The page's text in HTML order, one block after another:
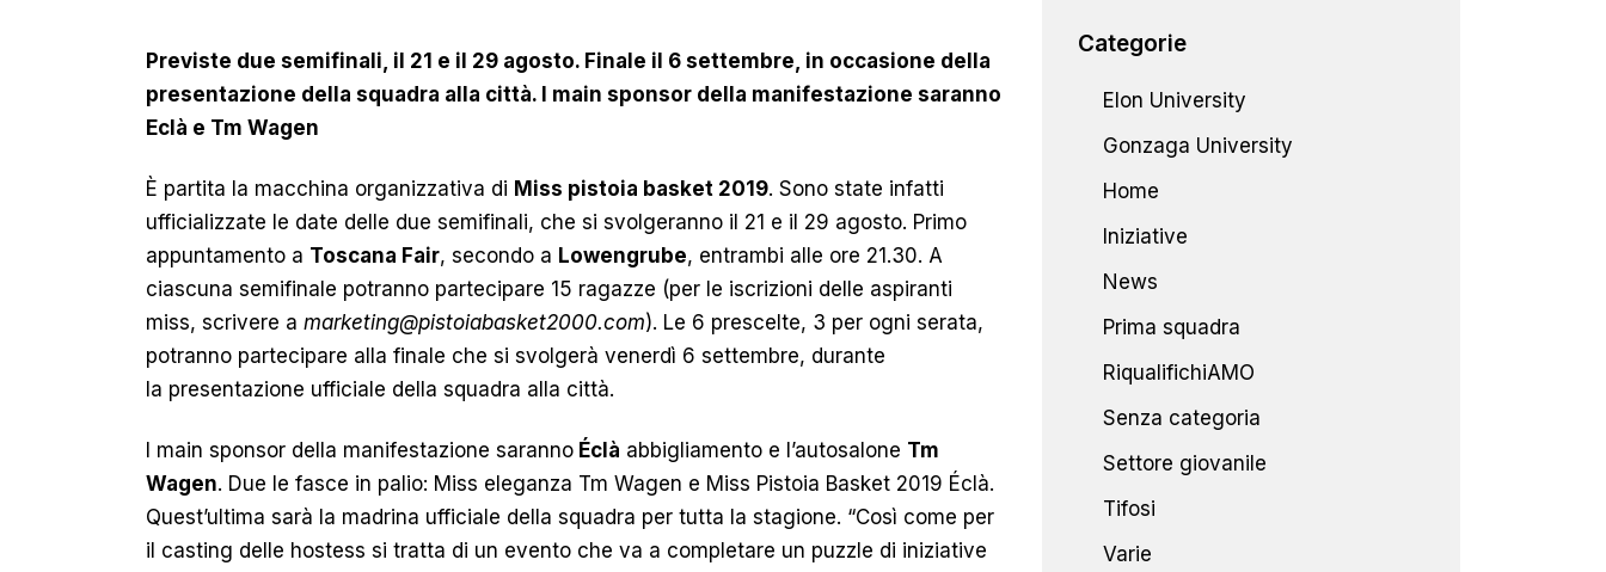
Previste due semifinali, il 21 e il 29 agosto. Finale il 6 settembre, in occasione della
presentazione della squadra alla città. I main sponsor della manifestazione saranno
Eclà e Tm Wagen
È partita la macchina organizzativa di Miss pistoia basket 2019. Sono state infatti
ufficializzate le date delle due semifinali, che si svolgeranno il 21 e il 29 agosto. Primo
appuntamento a Toscana Fair, secondo a Lowengrube, entrambi alle ore 21.30. A
ciascuna semifinale potranno partecipare 15 ragazze (per le iscrizioni delle aspiranti
miss, scrivere a marketing@pistoiabasket2000.com). Le 6 prescelte, 3 per ogni serata,
potranno partecipare alla finale che si svolgerà venerdì 6 settembre, durante
la presentazione ufficiale della squadra alla città.
I main sponsor della manifestazione saranno Éclà abbigliamento e l’autosalone Tm
Wagen. Due le fasce in palio: Miss eleganza Tm Wagen e Miss Pistoia Basket 2019 Éclà.
Quest’ultima sarà la madrina ufficiale della squadra per tutta la stagione. “Così come per
il casting delle hostess si tratta di un evento che va a completare un puzzle di iniziative
Categorie
Elon University
Gonzaga University
Home
Iniziative
News
Prima squadra
RiqualifichiAMO
Senza categoria
Settore giovanile
Tifosi
Varie